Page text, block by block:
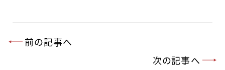
前の記事へ
次の記事へ